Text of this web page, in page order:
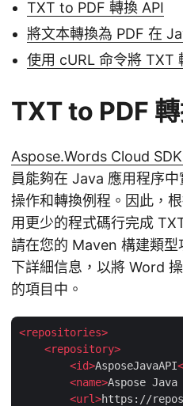
TXT to PDF 轉換 API
將文本轉換為 PDF 在
使用 cURL 命令將 TXT
TXT to PDF
Aspose.Words Cloud
員能夠在 Java 應用程序
操作和轉換例程。因此，
用更少的程式碼行完成
請在您的 Maven 構建類
下詳細信息，以將 Word
的項目中。
<repositories>
<repository>
<id>AsposeJavaAPI
<name>Aspose Java
<url>https://